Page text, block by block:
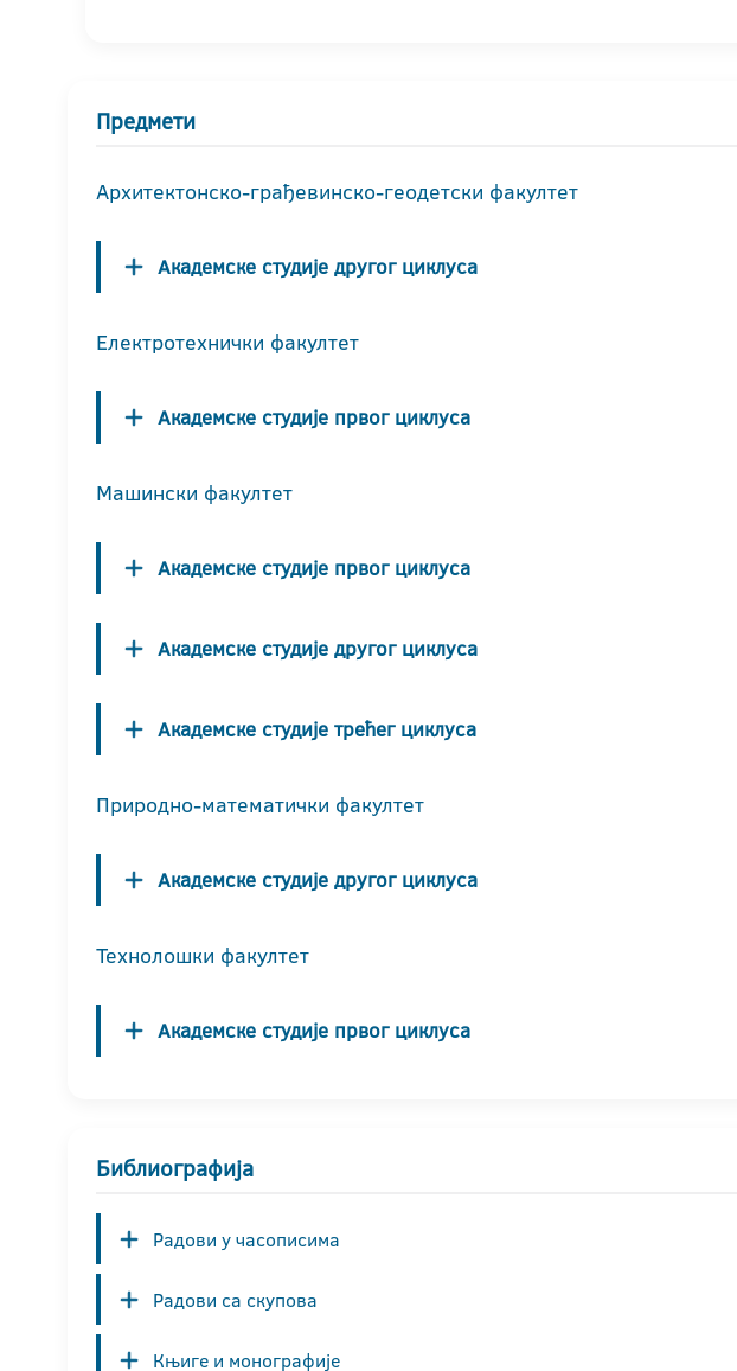
Предмети
Архитектонско-грађевинско-геодетски факултет
Академске студије другог циклуса
Електротехнички факултет
Академске студије првог циклуса
Машински факултет
Академске студије првог циклуса
Академске студије другог циклуса
Академске студије трећег циклуса
Природно-математички факултет
Академске студије другог циклуса
Технолошки факултет
Академске студије првог циклуса
Библиографија
Радови у часописима
Радови са скупова
Књиге и монографије